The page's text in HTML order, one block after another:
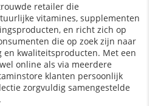
retailer die
vitamines, supplementen
en richt zich op
die op zoek zijn naar
en kwaliteitsproducten. Met een
online als via meerdere
klanten persoonlijk
zorgvuldig samengestelde